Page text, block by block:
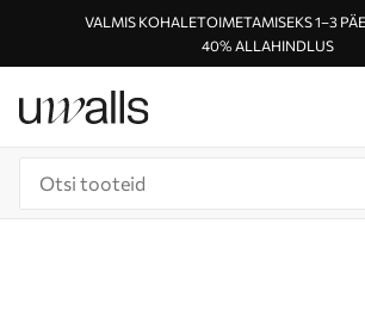
VALMIS KOHALETOIMETAMISEKS 1–3
40% ALLAHINDLUS